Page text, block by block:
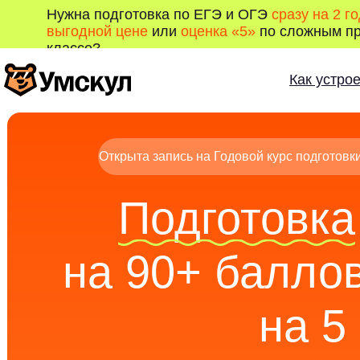
Нужна подготовка по ЕГЭ и ОГЭ сразу на 2
выгодной цене или оценка «5» по сложным
классе?
Как
Открыта запись на Годовой курс
Подготовка
на 90+
на 5